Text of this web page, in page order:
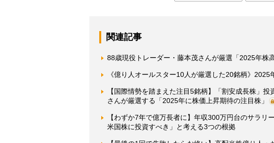
関連記事
88歳現役トレーダー・藤本茂さんが厳選「2025年株
《億り人オールスター10人が厳選した20銘柄》2025
【国際情勢を踏まえた注目5銘柄】「割安成長株」
さんが厳選する「2025年に株価上昇期待の注目株」
【わずか7年で億万長者に】年収300万円台のサラ
米国株に投資すべき」と考える3つの根拠